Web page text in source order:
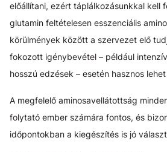
előállítani, ezért táplálkozásunkkal kell
glutamin feltételesen esszenciális
körülmények között a szervezet elő
fokozott igénybevétel – például
hosszú edzések – esetén hasznos
A megfelelő aminosavellátottság
folytató ember számára fontos, és
időpontokban a kiegészítés is jó